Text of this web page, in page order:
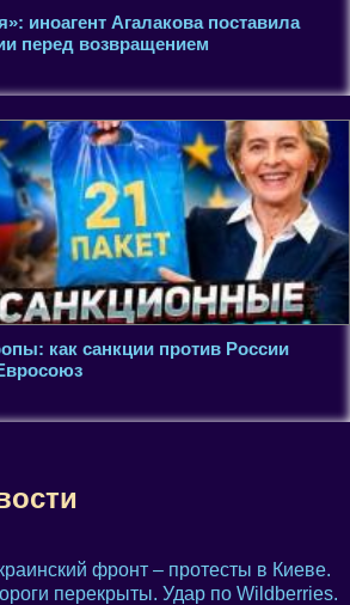
иноагент Агалакова поставила
перед возвращением
как санкции против России
фронт – протесты в Киеве.
перекрыты. Удар по Wildberries.